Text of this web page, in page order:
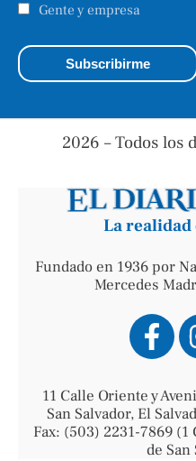
Gente y empresa
2026 – Todos los
La realidad
Fundado en 1936 por
Mercedes
11 Calle Oriente y
San Salvador, El
Fax: (503) 2231-7869
de San